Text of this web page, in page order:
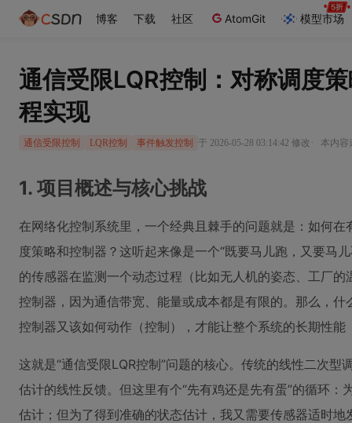
博客 下载 社区 AtomGit 模型市场
通信受限LQR控制：对称调度
程实现
通信受限控制 LQR控制 事件触发控制 于 2026-05-28 03:14:42 修改 · 本内容
1. 项目概述与核心挑战
在网络化控制系统里，一个经典且棘手的问题就是：如何
度策略和控制器？这听起来像是一个“既要马儿跑，又要马
的传感器在监测一个动态过程（比如无人机的姿态、工厂
控制器，因为通信带宽、能量或成本都是有限的。那么，
控制器又该如何动作（控制），才能让整个系统的长期性
这就是“通信受限LQR控制”问题的核心。传统的线性二次
估计的线性反馈。但这里有个“先有鸡还是先有蛋”的循环
估计；但为了得到准确的状态估计，我又需要传感器适时